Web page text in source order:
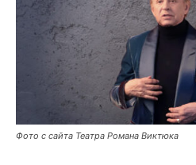
Фото с сайта Театра Романа Виктюка